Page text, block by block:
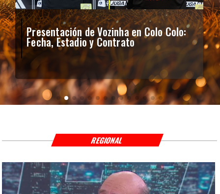
Presentación de Vozinha en Colo Colo:
Fecha, Estadio y Contrato
REGIONAL